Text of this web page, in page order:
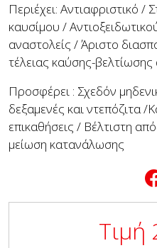
Περιέχει: Αντιαφριστικό /
καυσίμου /
αναστολείς / Άριστο
τέλειας καύσης-
Προσφέρει : Σχεδόν
δεξαμενές και ντεπόζιτα
επικαθήσεις / Βέλτιστη
μείωση κατανάλωσης
Τιμή